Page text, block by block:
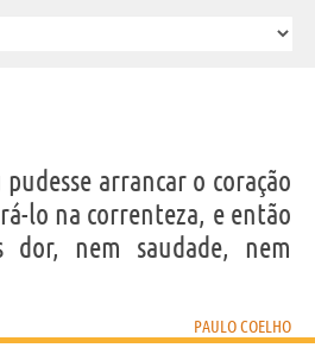
Rio de Janeiro
arrancar o coração
lo na correnteza, e então
dor, nem saudade, nem
PAULO COELHO